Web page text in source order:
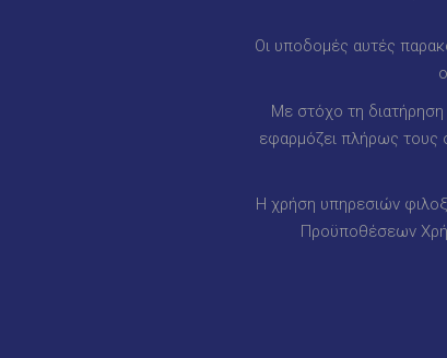
Οι υποδομές αυτές
Με στόχο τη
εφαρμόζει πλήρως τους
Η χρήση υπηρεσιών
Προϋποθέσεων